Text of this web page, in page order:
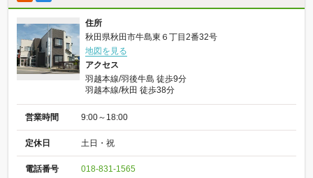
住所
秋田県秋田市牛島東６丁目2番32号
地図を見る
アクセス
羽越本線/羽後牛島 徒歩9分
羽越本線/秋田 徒歩38分
営業時間 9:00～18:00
定休日 土日・祝
電話番号 018-831-1565